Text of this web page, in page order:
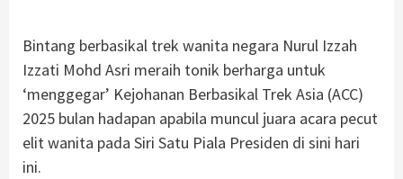
Bintang berbasikal trek wanita negara Nurul Izzah
Izzati Mohd Asri meraih tonik berharga untuk
‘menggegar’ Kejohanan Berbasikal Trek Asia (ACC)
2025 bulan hadapan apabila muncul juara acara pecut
elit wanita pada Siri Satu Piala Presiden di sini hari
ini.